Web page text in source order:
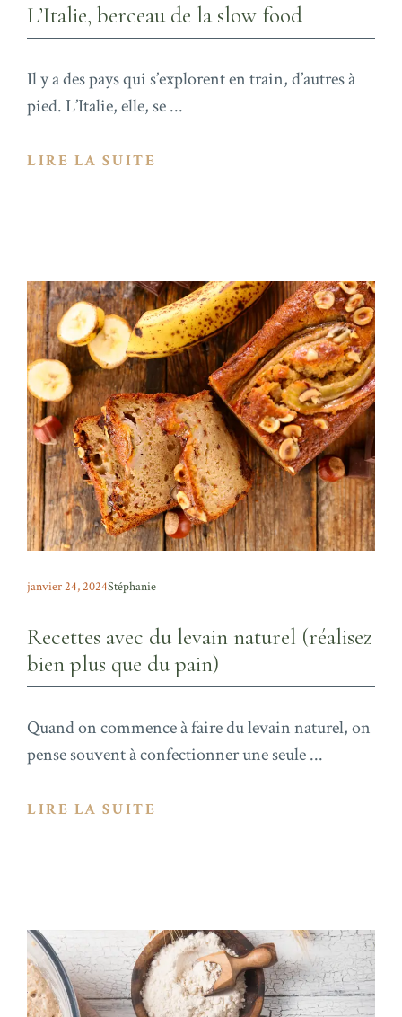
L’Italie, berceau de la slow food
Il y a des pays qui s’explorent en train, d’autres à
pied. L’Italie, elle, se ...
LIRE LA SUITE
janvier 24, 2024Stéphanie
Recettes avec du levain naturel (réalisez
bien plus que du pain)
Quand on commence à faire du levain naturel, on
pense souvent à confectionner une seule ...
LIRE LA SUITE